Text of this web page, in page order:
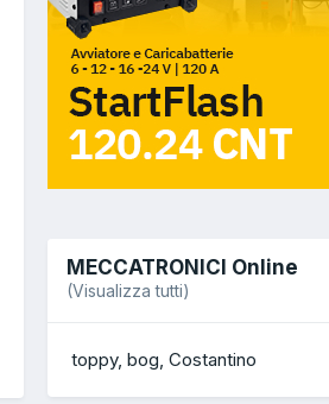
MECCATRONICI Online
(Visualizza tutti)
toppy bog Costantino